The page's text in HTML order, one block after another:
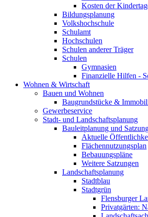
Kosten der
Bildungsplanung
Volkshochschule
Schulamt
Hochschulen
Schulen anderer Träger
Schulen
Gymnasien
Finanzielle Hilfen -
Wohnen & Wirtschaft
Bauen und Wohnen
Baugrundstücke &
Gewerbeservice
Stadt- und Landschaftsplanung
Bauleitplanung und
Aktuelle
Flächennutzungsplan
Bebauungspläne
Weitere Satzungen
Landschaftsplanung
Stadtblau
Stadtgrün
Flensburger
Privatgärten: